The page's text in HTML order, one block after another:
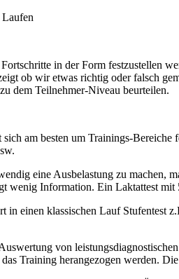
in der Form festzustellen
ob wir etwas richtig oder falsch
dem Teilnehmer-Niveau beurteilen.
sich am besten um Trainings-
eine Ausbelastung zu machen,
wenig Information. Ein Laktattest
in einen klassischen Lauf Stufentest
von
Training herangezogen werden.